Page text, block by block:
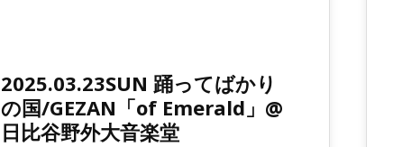
2025.03.23SUN 踊ってばかり
の国/GEZAN「of Emerald」@
日比谷野外大音楽堂